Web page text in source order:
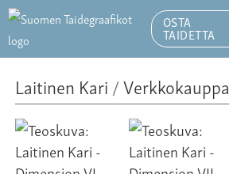
OSTA
TAIDETTA
Laitinen Kari/Verkkokauppa